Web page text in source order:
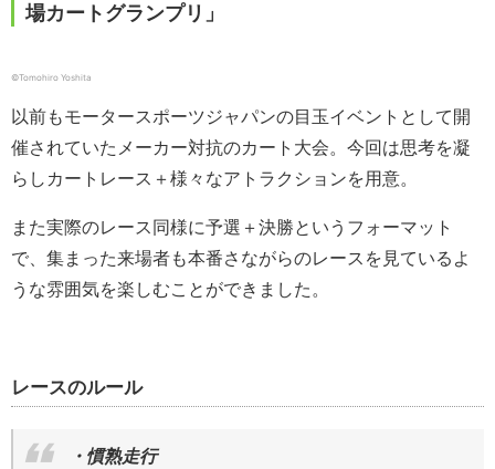
場カートグランプリ」
©︎Tomohiro Yoshita
以前もモータースポーツジャパンの目玉イベントとして開
催されていたメーカー対抗のカート大会。今回は思考を凝
らしカートレース＋様々なアトラクションを用意。
また実際のレース同様に予選＋決勝というフォーマット
で、集まった来場者も本番さながらのレースを見ているよ
うな雰囲気を楽しむことができました。
レースのルール
・慣熟走行